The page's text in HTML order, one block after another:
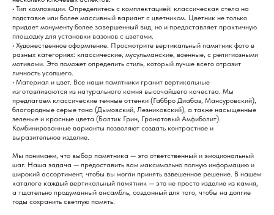
• Тип композиции. Определитесь с комплектацией: классическая стела на
подставке или более массивный вариант с цветником. Цветник не только
придает монументу более завершенный вид, но и предоставляет практичную
площадку для установки вазонов с цветами.
• Художественное оформление. Просмотрите вертикальный памятник фото в
разных категориях: классические, мусульманские, военные, с религиозными
мотивами. Это поможет определить стиль, который лучше всего отразит
личность усопшего.
• Материал и цвет. Все наши памятники гранит вертикальные
изготавливаются из натурального камня высочайшего качества. Мы
предлагаем классические темные оттенки (Габбро Диабаз, Мансуровский),
благородные серые тона (Дымовский, Лезниковский), а также насыщенные
зеленые и красные цвета (Балтик Грин, Гранатовый Амфиболит).
Комбинированные варианты позволяют создать контрастное и
выразительное изделие.
Мы понимаем, что выбор памятника — это ответственный и эмоциональный
шаг. Наша задача — предоставить вам максимально полную информацию и
широкий ассортимент, чтобы вы могли принять взвешенное решение. В нашем
каталоге каждый вертикальный памятник — это не просто изделие из камня,
а тщательно продуманный ансамбль, созданный для того, чтобы на долгие
годы сохранить светлую память.